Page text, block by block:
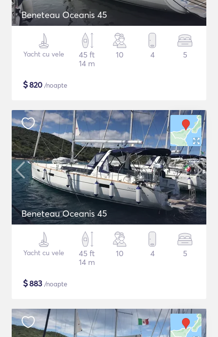
Beneteau Oceanis 45
Yacht cu vele
45 ft
14 m
10 4 5
$820 /noapte
Beneteau Oceanis 45
Yacht cu vele
45 ft
14 m
10 4 5
$883 /noapte